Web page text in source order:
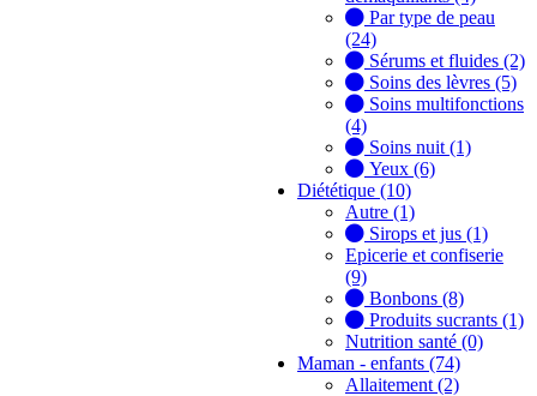
Par type de peau
(24)
Sérums et fluides (2)
Soins des lèvres (5)
Soins multifonctions
(4)
Soins nuit (1)
Yeux (6)
Diététique (10)
Autre (1)
Sirops et jus (1)
Epicerie et confiserie
(9)
Bonbons (8)
Produits sucrants (1)
Nutrition santé (0)
Maman - enfants (74)
Allaitement (2)